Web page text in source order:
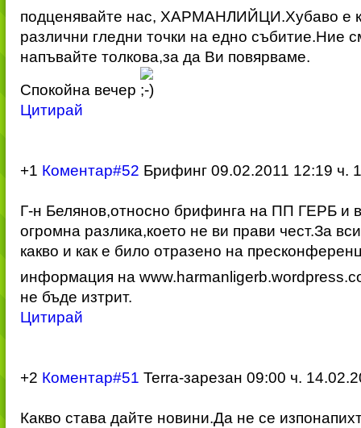
подценявайте нас, ХАРМАНЛИЙЦИ.Хубаво е
различни гледни точки на едно събитие.Ние
напъвайте толкова,за да Ви повярваме.
Спокойна вечер
Цитирай
+1 Коментар#52 Брифинг 09.02.2011 12:19 ч.
Г-н Белянов,относно брифинга на ПП ГЕРБ и
огромна разлика,което не ви прави чест.За
какво и как е било отразено на
информация на
не бъде изтрит.
Цитирай
+2 Коментар#51 Terra-зарезан 09:00 ч.
Какво става дайте новини.Да не се